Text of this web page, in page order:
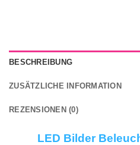
BESCHREIBUNG
ZUSÄTZLICHE INFORMATION
REZENSIONEN (0)
LED Bilder